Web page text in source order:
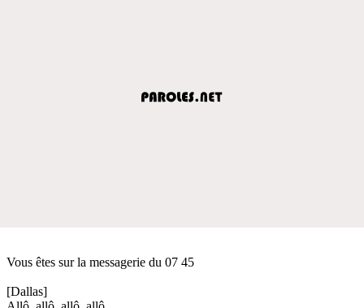
Vous êtes sur la messagerie du 07 45
[Dallas]